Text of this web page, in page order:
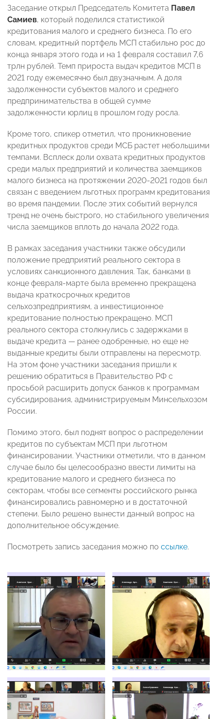
Заседание открыл Председатель Комитета Павел
Самиев, который поделился статистикой
кредитования малого и среднего бизнеса. По его
словам, кредитный портфель МСП стабильно рос до
конца января этого года и на 1 февраля составил 7,6
трлн рублей. Темп прироста выдач кредитов МСП в
2021 году ежемесячно был двузначным. А доля
задолженности субъектов малого и среднего
предпринимательства в общей сумме
задолженности юрлиц в прошлом году росла.
Кроме того, спикер отметил, что проникновение
кредитных продуктов среди МСБ растет небольшими
темпами. Всплеск доли охвата кредитных продуктов
среди малых предприятий и количества заемщиков
малого бизнеса на протяжении 2020-2021 годов был
связан с введением льготных программ кредитования
во время пандемии. После этих событий вернулся
тренд не очень быстрого, но стабильного увеличения
числа заемщиков вплоть до начала 2022 года.
В рамках заседания участники также обсудили
положение предприятий реального сектора в
условиях санкционного давления. Так, банками в
конце февраля-марте была временно прекращена
выдача краткосрочных кредитов
сельхозпредприятиям, а инвестиционное
кредитование полностью прекращено. МСП
реального сектора столкнулись с задержками в
выдаче кредита — ранее одобренные, но еще не
выданные кредиты были отправлены на пересмотр.
На этом фоне участники заседания пришли к
решению обратиться в Правительство РФ с
просьбой расширить допуск банков к программам
субсидирования, администрируемым Минсельхозом
России.
Помимо этого, был поднят вопрос о распределении
кредитов по субъектам МСП при льготном
финансировании. Участники отметили, что в данном
случае было бы целесообразно ввести лимиты на
кредитование малого и среднего бизнеса по
секторам, чтобы все сегменты российского рынка
финансировались равномерно и в достаточной
степени. Было решено вынести данный вопрос на
дополнительное обсуждение.
Посмотреть запись заседания можно по ссылке.